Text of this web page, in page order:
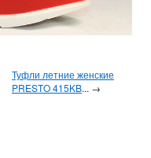
Туфли летние женские
PRESTO 415KB... →